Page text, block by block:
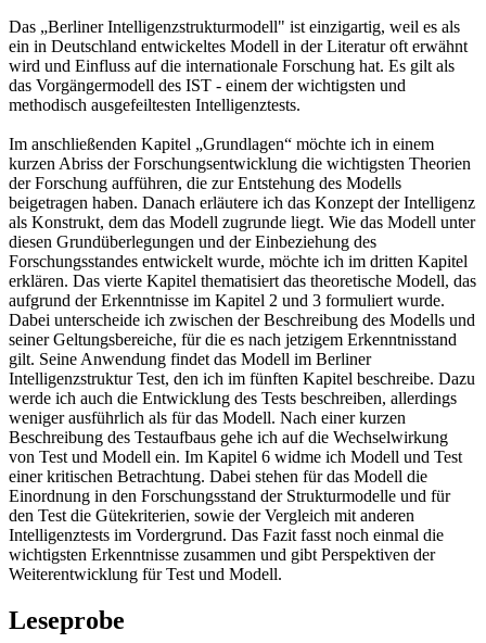
Das „Berliner Intelligenzstrukturmodell" ist einzigartig, weil es als
ein in Deutschland entwickeltes Modell in der Literatur oft erwähnt
wird und Einfluss auf die internationale Forschung hat. Es gilt als
das Vorgängermodell des IST - einem der wichtigsten und
methodisch ausgefeiltesten Intelligenztests.
Im anschließenden Kapitel „Grundlagen“ möchte ich in einem
kurzen Abriss der Forschungsentwicklung die wichtigsten Theorien
der Forschung aufführen, die zur Entstehung des Modells
beigetragen haben. Danach erläutere ich das Konzept der Intelligenz
als Konstrukt, dem das Modell zugrunde liegt. Wie das Modell unter
diesen Grundüberlegungen und der Einbeziehung des
Forschungsstandes entwickelt wurde, möchte ich im dritten Kapitel
erklären. Das vierte Kapitel thematisiert das theoretische Modell, das
aufgrund der Erkenntnisse im Kapitel 2 und 3 formuliert wurde.
Dabei unterscheide ich zwischen der Beschreibung des Modells und
seiner Geltungsbereiche, für die es nach jetzigem Erkenntnisstand
gilt. Seine Anwendung findet das Modell im Berliner
Intelligenzstruktur Test, den ich im fünften Kapitel beschreibe. Dazu
werde ich auch die Entwicklung des Tests beschreiben, allerdings
weniger ausführlich als für das Modell. Nach einer kurzen
Beschreibung des Testaufbaus gehe ich auf die Wechselwirkung
von Test und Modell ein. Im Kapitel 6 widme ich Modell und Test
einer kritischen Betrachtung. Dabei stehen für das Modell die
Einordnung in den Forschungsstand der Strukturmodelle und für
den Test die Gütekriterien, sowie der Vergleich mit anderen
Intelligenztests im Vordergrund. Das Fazit fasst noch einmal die
wichtigsten Erkenntnisse zusammen und gibt Perspektiven der
Weiterentwicklung für Test und Modell.
Leseprobe